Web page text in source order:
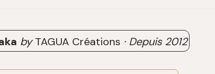
byTAGUA Créations · Depuis2012